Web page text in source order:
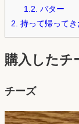
1.2. バター
2. 持って帰って
購入したチ
チーズ